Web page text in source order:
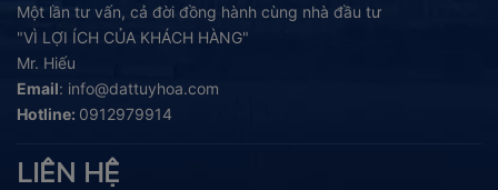
Một lần tư vấn, cả đời đồng hành cùng nhà đầu tư
"VÌ LỢI ÍCH CỦA KHÁCH HÀNG"
Mr. Hiếu
Email: info@dattuyhoa.com
Hotline: 0912979914
LIÊN HỆ